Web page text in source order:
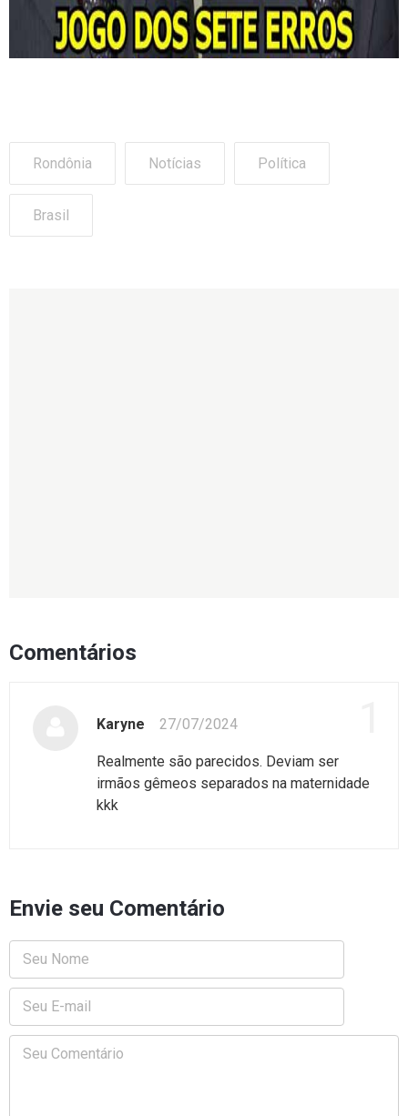
Rondônia Notícias Política
Brasil
Comentários
Karyne 27/07/2024
Realmente são parecidos. Deviam ser
irmãos gêmeos separados na maternidade
kkk
Envie seu Comentário